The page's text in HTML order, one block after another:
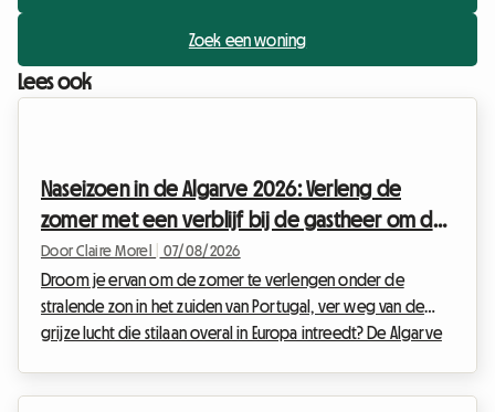
Zoek een woning
Lees ook
Naseizoen in de Algarve 2026: Verleng de
zomer met een verblijf bij de gastheer om de
hoge prijzen te vermijden
Door Claire Morel 07/08/2026
Droom je ervan om de zomer te verlengen onder de
stralende zon in het zuiden van Portugal, ver weg van de
grijze lucht die stilaan overal in Europa intreedt? De Algarve